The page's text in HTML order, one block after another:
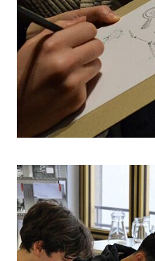
Stasi-
Unterlagen-
Archiv
Quelle:
Bundesarchiv / Baumann